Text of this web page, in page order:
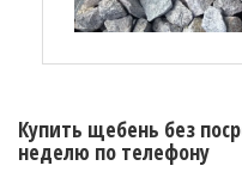
Купить щебень без
неделю по телефону